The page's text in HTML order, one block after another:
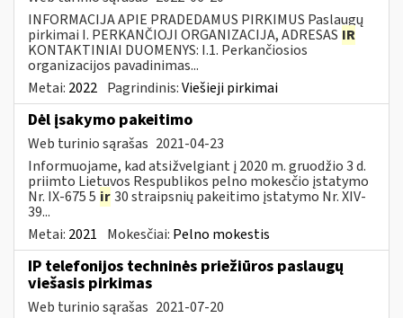
INFORMACIJA APIE PRADEDAMUS PIRKIMUS Paslaugų
pirkimai I. PERKANČIOJI ORGANIZACIJA, ADRESAS IR
KONTAKTINIAI DUOMENYS: I.1. Perkančiosios
organizacijos pavadinimas...
Metai: 2022 Pagrindinis:Viešieji pirkimai
Dėl įsakymo pakeitimo
Web turinio sąrašas 2021-04-23
Informuojame, kad atsižvelgiant į 2020 m. gruodžio 3 d.
priimto Lietuvos Respublikos pelno mokesčio įstatymo
Nr. IX-675 5 ir30 straipsnių pakeitimo įstatymo Nr. XIV-
39...
Metai: 2021 Mokesčiai: Pelno mokestis
IP telefonijos techninės priežiūros paslaugų
viešasis pirkimas
Web turinio sąrašas 2021-07-20